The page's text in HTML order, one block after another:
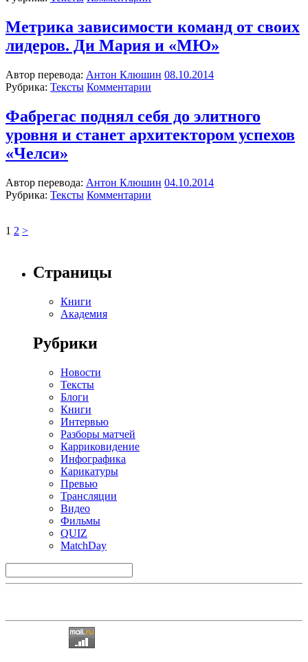
Метрика зависимости команд от своих
лидеров. Ди Мария и «МЮ»
Автор перевода: Антон Клюшин 08.10.2014
Рубрика: Тексты Комментарии
Фабрегас поднял себя до элитного
уровня и станет архитектором успехов
«Челси»
Автор перевода: Антон Клюшин 04.10.2014
Рубрика: Тексты Комментарии
1 2 >
Страницы
Книги
Академия
Рубрики
Новости
Тексты
Блоги
Книги
Интервью
Разборы матчей
Карриковидение
Инфографика
Карикатуры
Превью
Трансляции
Видео
Фильмы
QUIZ
MatchDay